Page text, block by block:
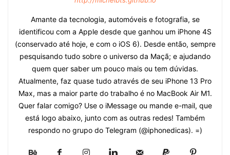
Amante da tecnologia, automóveis e fotografia, se
identificou com a Apple desde que ganhou um iPhone 4S
(conservado até hoje, e com o iOS 6). Desde então, sempre
pesquisando tudo sobre o universo da Maçã; e ajudando
quem quer saber um pouco mais ou tem dúvidas.
Atualmente, faz quase tudo através de seu iPhone 13 Pro
Max, mas a maior parte do trabalho é no MacBook Air M1.
Quer falar comigo? Use o iMessage ou mande e-mail, que
está logo abaixo, junto com as outras redes! Também
respondo no grupo do Telegram (@iphonedicas). =)